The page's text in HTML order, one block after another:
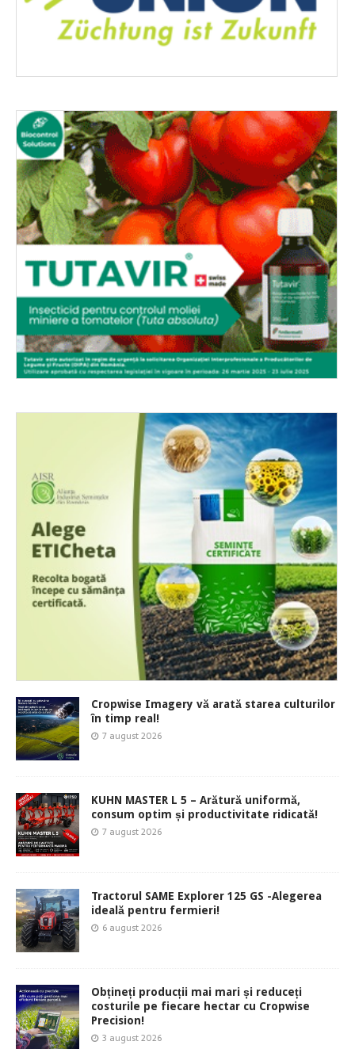
Cropwise Imagery vă arată starea culturilor
în timp real!
7 august 2026
KUHN MASTER L 5 – Arătură uniformă,
consum optim și productivitate ridicată!
7 august 2026
Tractorul SAME Explorer 125 GS -Alegerea
ideală pentru fermieri!
6 august 2026
Obțineți producții mai mari și reduceți
costurile pe fiecare hectar cu Cropwise
Precision!
3 august 2026